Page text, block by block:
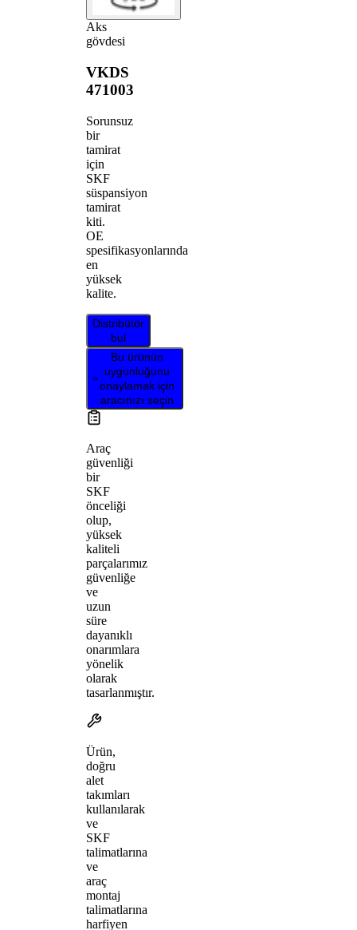
Aks
gövdesi
VKDS
471003
Sorunsuz
bir
tamirat
için
SKF
süspansiyon
tamirat
kiti.
OE
spesifikasyonlarında
en
yüksek
kalite.
Distribütör
bul
Bu ürünün
uygunluğunu
onaylamak için
aracınızı seçin
Araç
güvenliği
bir
SKF
önceliği
olup,
yüksek
kaliteli
parçalarımız
güvenliğe
ve
uzun
süre
dayanıklı
onarımlara
yönelik
olarak
tasarlanmıştır.
Ürün,
doğru
alet
takımları
kullanılarak
ve
SKF
talimatlarına
ve
araç
montaj
talimatlarına
harfiyen